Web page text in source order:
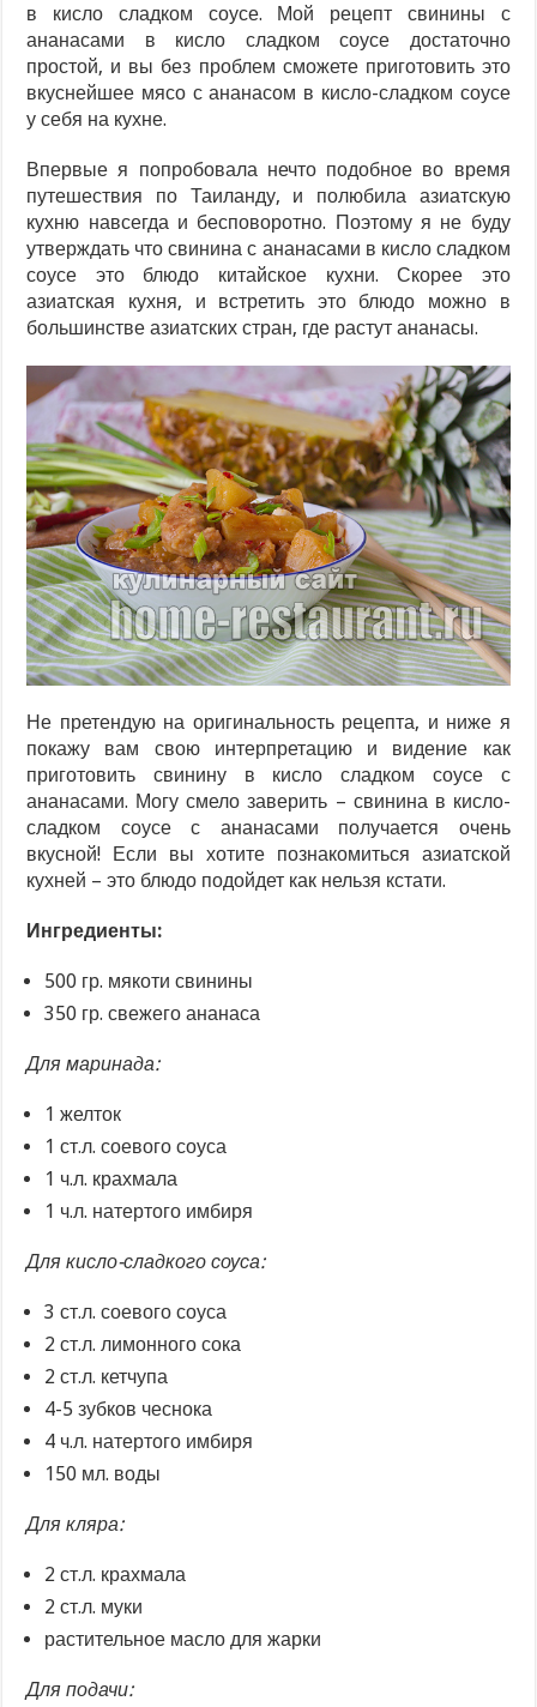
в кисло сладком соусе. Мой рецепт свинины с
ананасами в кисло сладком соусе достаточно
простой, и вы без проблем сможете приготовить это
вкуснейшее мясо с ананасом в кисло-сладком соусе
у себя на кухне.
Впервые я попробовала нечто подобное во время
путешествия по Таиланду, и полюбила азиатскую
кухню навсегда и бесповоротно. Поэтому я не буду
утверждать что свинина с ананасами в кисло сладком
соусе это блюдо китайское кухни. Скорее это
азиатская кухня, и встретить это блюдо можно в
большинстве азиатских стран, где растут ананасы.
Не претендую на оригинальность рецепта, и ниже я
покажу вам свою интерпретацию и видение как
приготовить свинину в кисло сладком соусе с
ананасами. Могу смело заверить – свинина в кисло-
сладком соусе с ананасами получается очень
вкусной! Если вы хотите познакомиться азиатской
кухней – это блюдо подойдет как нельзя кстати.
Ингредиенты:
500 гр. мякоти свинины
350 гр. свежего ананаса
Для маринада:
1 желток
1 ст.л. соевого соуса
1 ч.л. крахмала
1 ч.л. натертого имбиря
Для кисло-сладкого соуса:
3 ст.л. соевого соуса
2 ст.л. лимонного сока
2 ст.л. кетчупа
4-5 зубков чеснока
4 ч.л. натертого имбиря
150 мл. воды
Для кляра:
2 ст.л. крахмала
2 ст.л. муки
растительное масло для жарки
Для подачи: